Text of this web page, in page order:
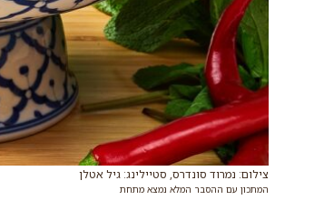
צילום: נמרוד סונדרס, סטיילינג: גיל אטלן
המתכון עם ההסבר המלא נמצא מתחת